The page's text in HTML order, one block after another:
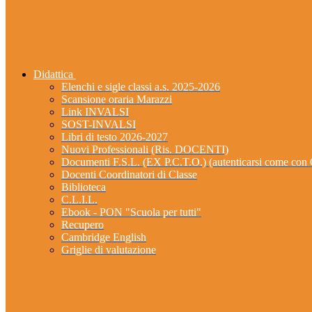
Didattica
Elenchi e sigle classi a.s. 2025-2026
Scansione oraria Marazzi
Link INVALSI
SOST-INVALSI
Libri di testo 2026-2027
Nuovi Professionali (Ris. DOCENTI)
Documenti F.S.L. (EX P.C.T.O.) (autenticarsi come
Docenti Coordinatori di Classe
Biblioteca
C.L.I.L.
Ebook - PON "Scuola per tutti"
Recupero
Cambridge English
Griglie di valutazione